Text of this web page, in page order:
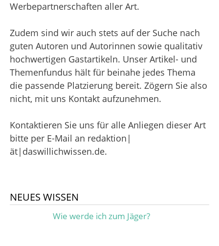
Werbepartnerschaften aller Art.
Zudem sind wir auch stets auf der Suche nach
guten Autoren und Autorinnen sowie qualitativ
hochwertigen Gastartikeln. Unser Artikel- und
Themenfundus hält für beinahe jedes Thema
die passende Platzierung bereit. Zögern Sie also
nicht, mit uns Kontakt aufzunehmen.
Kontaktieren Sie uns für alle Anliegen dieser Art
bitte per E-Mail an redaktion|
ät|daswillichwissen.de.
NEUES WISSEN
Wie werde ich zum Jäger?